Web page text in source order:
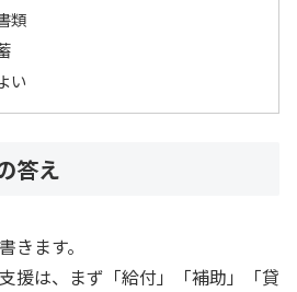
類
い
答え
きます。
援は、まず「給付」「補助」「貸